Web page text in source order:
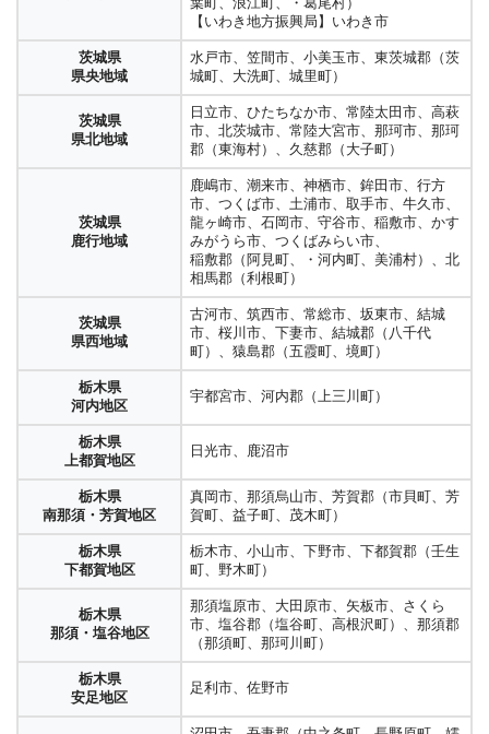
福島県
【会津地方振興局】喜多方市、耶麻郡（北
塩原村、西会津町）、会津若松市、耶麻郡
（磐梯町、猪苗代町）、河沼郡（会津坂下
町、湯川村、柳津町）、大沼郡（三島町、
金山町、昭和村、会津美里町）
【南会津地方振興局】南会津郡（下郷町、
桧枝岐村、只見町、南会津町）
浜通り地域
【相双地方振興局】相馬市、南相馬市、相
馬郡（新地町、飯館村）、双葉郡（広野
町、富岡町、楢葉町、川内村、大熊町、双
葉町、浪江町、・葛尾村）
【いわき地方振興局】いわき市
郡（葉山町）
神奈川県
県央地域
相模原市（中央区、緑区、南区）、厚木
市、大和市、海老名市、座間市、綾瀬市、
愛甲郡（愛川町、清川村）
神奈川県
湘南地域
藤沢市、平塚市、茅ヶ崎市、秦野市、伊勢
原市、高座郡（寒川町）、中郡（・大磯
町、二宮町
西湘地域
小田原市、南足柄市、足柄下郡（箱根町、
湯河原町、真鶴町）、足柄上郡（中井町、
大井町、松田町、山北町、開成町）
静岡県
西部地域
浜松市（中区、東区、西区、南区、北区、
浜北区、天竜区）、磐田市、掛川市、袋井
市、湖西市、御前崎市、菊川市、周智郡
（森町）
愛知県
尾張地方
名古屋市（千種区、東区、北区、西区、中
村区、中区、昭和区、瑞穂区、熱田区、中
川区、港区、南区、守山区、緑区、名東
区、天白区）、
一宮市、春日井市、愛西市、あま市、稲沢
市、犬山市、岩倉市、大府市、尾張旭市、
北名古屋市、清須市、江南市、小牧市、瀬
戸市、知多市、津島市、東海市、常滑市、
豊明市、長久手市、日進市、半田市、弥富
市、
愛知郡（東郷町）、海部郡（大治町、蟹江
町、飛鳥村）、西春日井郡（豊山町）、丹
羽郡（大口町、扶桑町）、知多郡（阿久比
町、武豊町、東浦町、南知多町、美浜町）
愛知県
西三河地方
岡崎市、豊田市、安城市、刈谷市、高浜
愛知県
東三河地方
市、北設楽郡（設楽町、東栄町、豊根村）
宇陀市、宇陀郡（曽爾村、御杖村）
奈良県
吉野地域
吉野郡（川上村、十津川村、上北山村、下
北山村、黒滝村、東吉野村、野迫川村、天
川村）
和歌山県
北部地域
和歌山市、海南市、海草郡（紀美野町、紀
の川市、岩出市、橋本市、伊都郡（かつら
ぎ町、九度山町、高野町）
和歌山県
中部地域
有田市、有田郡（湯浅町、広川町、有田川
町）御坊市、日高郡（美浜町、日高町、由
良町、日高川町、印南、みなべ町）
和歌山県
南部地域
田辺市、西牟婁郡（白浜町、上富田町、す
さみ町）、新宮市、東牟婁郡（太地町、那
智勝浦町、串本町、古座川町、北山村）
中予（中部）
松山市、伊予市、東温市、上浮穴郡（久万
高原町）、伊予郡（松前町、砥部町）
南予（西南部）
宇和島市、八幡浜市、大洲市、西予市、喜
多郡（内子町）、西宇和郡（伊方町）、北
宇和郡（松野町、鬼北町）、南宇和郡（愛
南町）
須崎市、高岡郡（中土佐町、梼原町、津野
町、四万十町）
高知県
幡多地域
四万十市、土佐清水市、幡多郡（黒潮町、
大月町、三原村）
高知市地域
高知市
高知県
長岡郡（本山町、大豊町）、土佐郡（土佐
町、大川村）
高知県
物部川地域
南国市、香美市、香南市
高知県
仁淀川地域
土佐市、吾川郡（いの町、仁淀川町）、高
高知県
幡多地域
安芸市、室戸市、安芸郡（東洋町、奈半利
町、田野町、安田町、北川村、馬路村、芸
西村）
日南市、串間市
鹿児島県
鹿児島地域
鹿児島市、日置市、いちき串木野市、鹿児
島郡（三島村、十島村）
鹿児島県
南薩地域
枕崎市、指宿市、南さつま市、南九州市
鹿児島県
薩摩川内市、阿久根市、出水市、薩摩郡
（さつま町）、出水郡（長島町）
鹿児島県
姶良・伊佐地域
霧島市、伊佐市、姶良市、姶良郡、（湧水
町）
大隅地域
鹿屋市、垂水市、曽於市、志布志市、曽於
郡（大崎町）、肝属郡（東串良町、錦江
町、南大隅町、肝付町）
鹿児島県
熊毛地域
西之表町、熊毛郡（中種子町、南種子町、
屋久島町）
鹿児島県
大島地域
奄美市、大島郡（瀬戸内町、龍郷町、喜界
町、徳之島町、天城町、伊仙町、和泊町、
知名町、世論町、大和村、宇検村）
沖縄県
北部広域市町村圏
名護市、国頭郡（本部町、金武町、国頭
村、大宣味村、今帰仁村、恩納村、宜野座
村、東村、伊江村（伊江島））、島尻郡
（伊平屋村（伊平屋島）、伊是名村（伊是
名島））
沖縄県
中部広域市町村圏
沖縄市、うるま市、宜野湾市、中頭郡（北
谷町、嘉手納町、西原町、読谷村、中城
村、北中城村）
沖縄県
南部広域市町村圏
浦添市、那覇市、豊見城市、糸満市、南城
市、島尻郡（与那原町、南風原町、八重瀬
町）
【いわき地方振興局】いわき市
茨城県
県央地域
水戸市、笠間市、小美玉市、東茨城郡（茨
城町、大洗町、城里町）
茨城県
県北地域
日立市、ひたちなか市、常陸太田市、高萩
市、北茨城市、常陸大宮市、那珂市、那珂
郡（東海村）、久慈郡（大子町）
茨城県
鹿行地域
鹿嶋市、潮来市、神栖市、鉾田市、行方
市、つくば市、土浦市、取手市、牛久市、
龍ヶ崎市、石岡市、守谷市、稲敷市、かす
みがうら市、つくばみらい市、
稲敷郡（阿見町、・河内町、美浦村）、北
相馬郡（利根町）
茨城県
県西地域
古河市、筑西市、常総市、坂東市、結城
市、桜川市、下妻市、結城郡（八千代
町）、猿島郡（五霞町、境町）
栃木県
河内地区
宇都宮市、河内郡（上三川町）
栃木県
上都賀地区
日光市、鹿沼市
栃木県
南那須・芳賀地区
真岡市、那須烏山市、芳賀郡（市貝町、芳
賀町、益子町、茂木町）
栃木県
下都賀地区
栃木市、小山市、下野市、下都賀郡（壬生
町、野木町）
栃木県
那須・塩谷地区
那須塩原市、大田原市、矢板市、さくら
市、塩谷郡（塩谷町、高根沢町）、那須郡
（那須町、那珂川町）
栃木県
安足地区
足利市、佐野市